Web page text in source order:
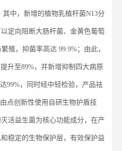
中，新增的植物乳植杆菌N13分
定向阻断大肠杆菌、金黄色葡萄
殖，抑菌率高达 99.9%；由此，
升至89%，并新增抑制四大病原
99%，同时经中轻检验，产品祛
点创新性使用自研生物护盾技
活益生菌为核心功能成分，在产
稳定的生物保护层，有效保护益